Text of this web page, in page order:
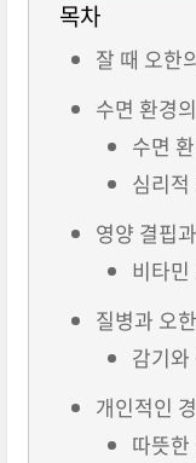
목차
잘 때 오한
수면 환경
수면
심리
영양 결핍
비타민
질병과 오
감기와
개인적인
따뜻한